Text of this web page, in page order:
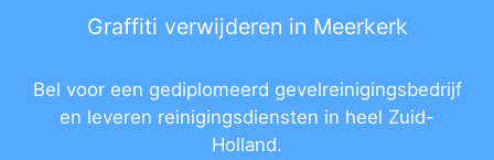
Graffiti verwijderen in Meerkerk
Bel voor een gediplomeerd gevelreinigingsbedrijf
en leveren reinigingsdiensten in heel Zuid-
Holland.